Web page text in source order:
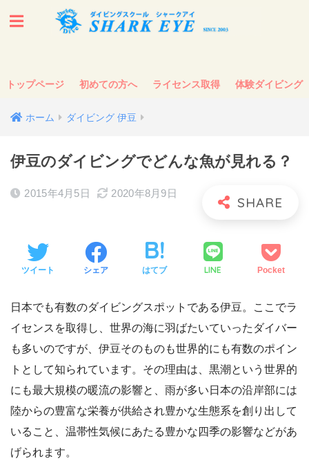
トップページ 初めての方へ ライセンス取得 体験ダイビング
ホーム ダイビング 伊豆
伊豆のダイビングでどんな魚が見れる？
2015年4月5日 2020年8月9日
ツイート シェア はてブ LINE Pocket
日本でも有数のダイビングスポットである伊豆。ここでラ
イセンスを取得し、世界の海に羽ばたいていったダイバー
も多いのですが、伊豆そのものも世界的にも有数のポイン
トとして知られています。その理由は、黒潮という世界的
にも最大規模の暖流の影響と、雨が多い日本の沿岸部には
陸からの豊富な栄養が供給され豊かな生態系を創り出して
いること、温帯性気候にあたる豊かな四季の影響などがあ
げられます。